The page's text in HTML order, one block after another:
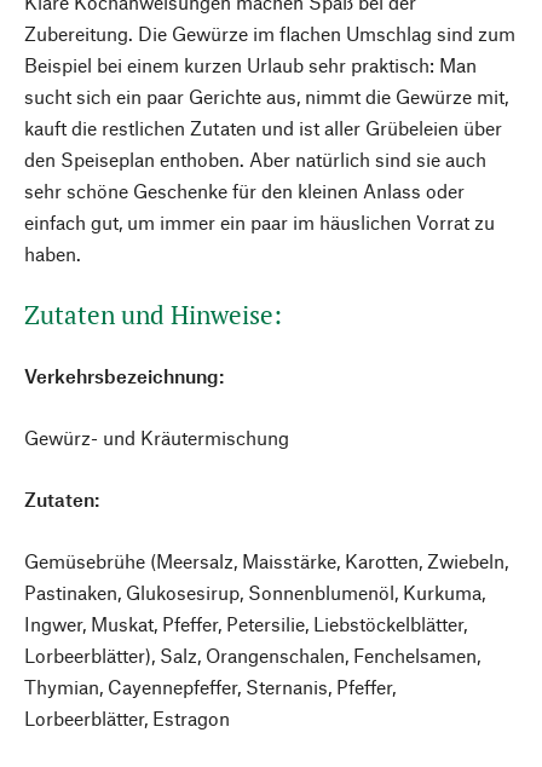
Zubereitung. Die Gewürze im flachen Umschlag sind zum
Beispiel bei einem kurzen Urlaub sehr praktisch: Man
sucht sich ein paar Gerichte aus, nimmt die Gewürze mit,
kauft die restlichen Zutaten und ist aller Grübeleien über
den Speiseplan enthoben. Aber natürlich sind sie auch
sehr schöne Geschenke für den kleinen Anlass oder
einfach gut, um immer ein paar im häuslichen Vorrat zu
haben.
Zutaten und Hinweise:
Verkehrsbezeichnung:
Gewürz- und Kräutermischung
Zutaten:
Gemüsebrühe (Meersalz, Maisstärke, Karotten, Zwiebeln,
Pastinaken, Glukosesirup, Sonnenblumenöl, Kurkuma,
Ingwer, Muskat, Pfeffer, Petersilie, Liebstöckelblätter,
Lorbeerblätter), Salz, Orangenschalen, Fenchelsamen,
Thymian, Cayennepfeffer, Sternanis, Pfeffer,
Lorbeerblätter, Estragon